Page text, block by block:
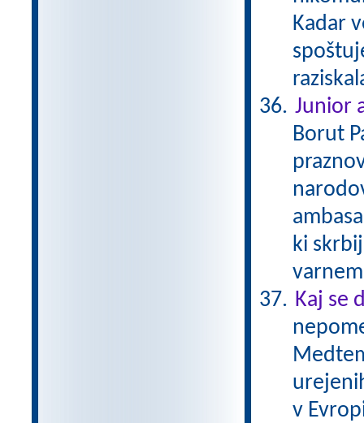
Kadar
Junior
Borut
ki
Kaj se
v